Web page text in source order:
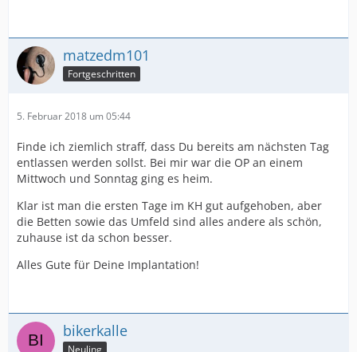
matzedm101
Fortgeschritten
5. Februar 2018 um 05:44
Finde ich ziemlich straff, dass Du bereits am nächsten Tag
entlassen werden sollst. Bei mir war die OP an einem
Mittwoch und Sonntag ging es heim.
Klar ist man die ersten Tage im KH gut aufgehoben, aber
die Betten sowie das Umfeld sind alles andere als schön,
zuhause ist da schon besser.
Alles Gute für Deine Implantation!
bikerkalle
Neuling